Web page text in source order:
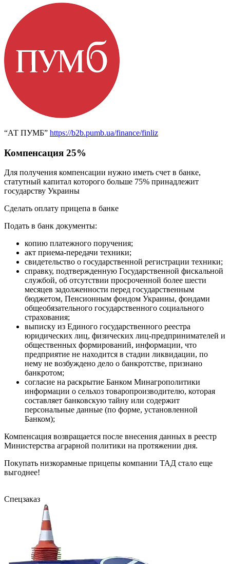
“АТ ПУМБ” https://b2b.pumb.ua/finance/finliz
Компенсация 25%
Для получения компенсации нужно иметь счет в банке,
статутный капитал которого больше 75% принадлежит
государству Украины
Сделать оплату прицепа в банке
Подать в банк документы:
копию платежного поручения;
акт приема-передачи техники;
свидетельство о государственной регистрации техники;
справку, подтвержденную Государственной фискальной
службой, об отсутствии просроченной более шести
месяцев задолженности перед государственным
бюджетом, Пенсионным фондом Украины, фондами
общеобязательного государственного социального
страхования;
выписку из Единого государственного реестра
юридических лиц, физических лиц-предпринимателей и
общественных формирований, информации, что
предприятие не находится в стадии ликвидации, по
нему не возбуждено дело о банкротстве, признано
банкротом;
согласие на раскрытие Банком Минагрополитики
информации о сельхоз товаропроизводителю, которая
составляет банковскую тайну или содержит
персональные данные (по форме, установленной
Банком);
Компенсация возвращается после внесения данных в реестр
Министерства аграрной политики на протяжении дня.
Покупать низкорамные прицепы компании ТАД стало еще
выгоднее!
Спецзаказ